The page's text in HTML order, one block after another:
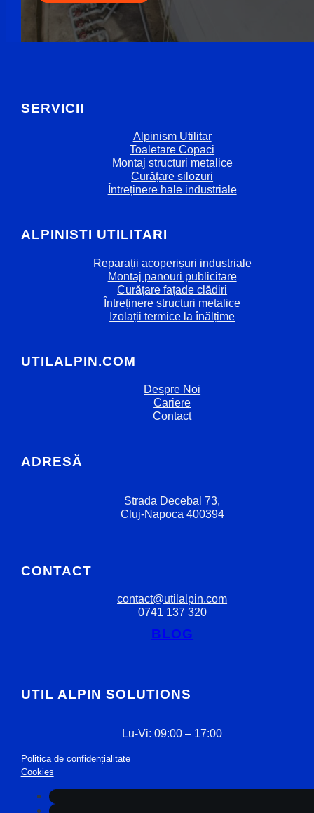
SERVICII
Alpinism Utilitar
Toaletare Copaci
Montaj structuri metalice
Curățare silozuri
Întreținere hale industriale
ALPINISTI UTILITARI
Reparații acoperișuri industriale
Montaj panouri publicitare
Curățare fațade clădiri
Întreținere structuri metalice
Izolații termice la înălțime
UTILALPIN.COM
Despre Noi
Cariere
Contact
ADRESĂ
Strada Decebal 73,
Cluj-Napoca 400394
CONTACT
contact@utilalpin.com
0741 137 320
BLOG
UTIL ALPIN SOLUTIONS
Lu-Vi: 09:00 – 17:00
Politica de confidențialitate
Cookies